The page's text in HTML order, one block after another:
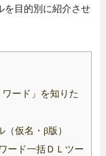
を目的別に紹介させ
ード」を知りた
仮名・β版）
ード一括ＤＬツー